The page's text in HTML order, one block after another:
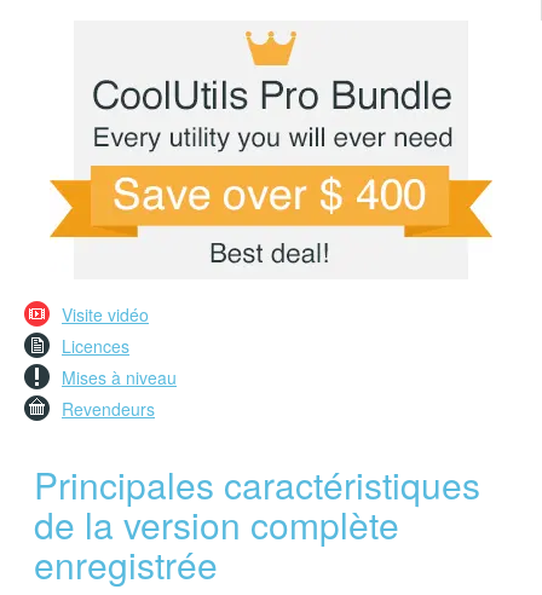
Visite vidéo
Licences
Mises à niveau
Revendeurs
Principales caractéristiques
de la version complète
enregistrée